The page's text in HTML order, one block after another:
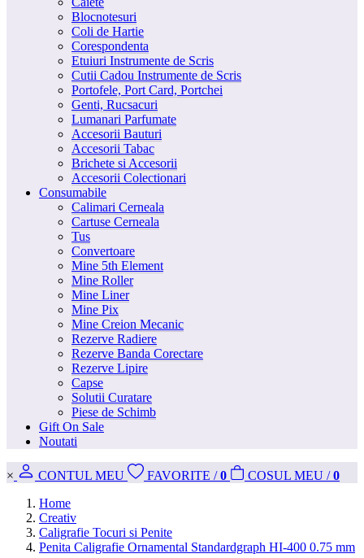
Blocnotesuri
Coli de Hartie
Corespondenta
Etuiuri Instrumente de Scris
Cutii Cadou Instrumente de Scris
Portofele, Port Card, Portchei
Genti, Rucsacuri
Lumanari Parfumate
Accesorii Bauturi
Accesorii Tabac
Brichete si Accesorii
Accesorii Colectionari
Consumabile
Calimari Cerneala
Cartuse Cerneala
Tus
Convertoare
Mine 5th Element
Mine Roller
Mine Liner
Mine Pix
Mine Creion Mecanic
Rezerve Radiere
Rezerve Banda Corectare
Rezerve Lipire
Capse
Solutii Curatare
Piese de Schimb
Gift On Sale
Noutati
× CONTUL MEU FAVORITE / 0 COSUL MEU / 0
Home
Creativ
Caligrafie Tocuri si Penite
Penita Caligrafie Ornamental Standardgraph HI-400 0.75 mm